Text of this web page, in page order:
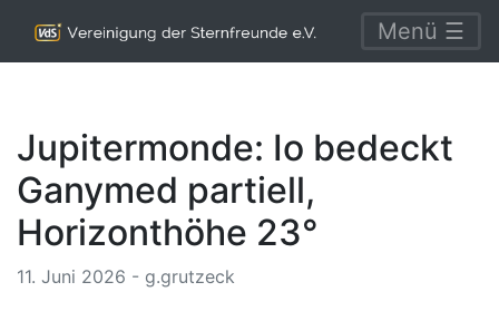
Menü ☰
Jupitermonde: Io bedeckt
Ganymed partiell,
Horizonthöhe 23°
11. Juni 2026 - g.grutzeck